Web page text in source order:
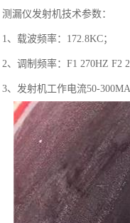
测漏仪发射机技术参数：
1、载波频率：172.8KC；
2、调制频率：F1 270HZ F2
3、发射机工作电流50-